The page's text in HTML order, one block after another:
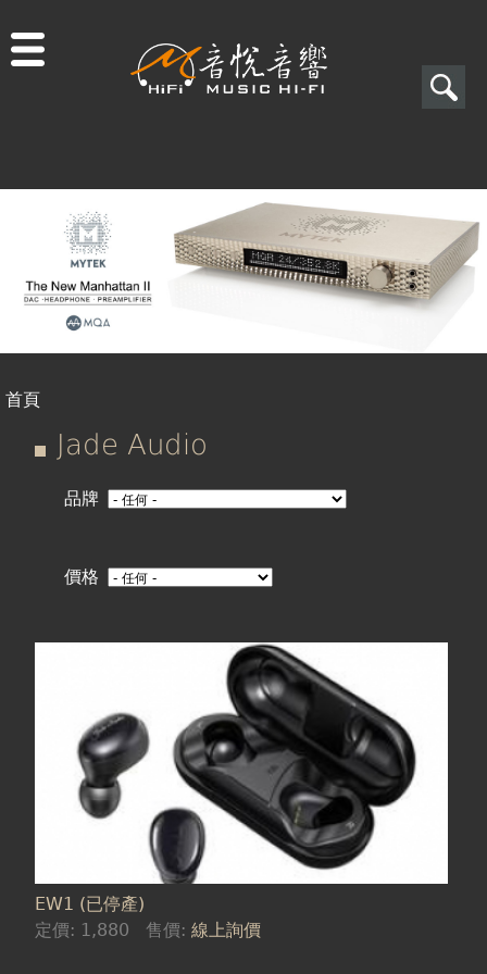
搜
表
單
搜
尋
您
首頁
Jade Audio
品牌
價格
EW1 (已停產)
定價: 1,880 售價:線上詢價